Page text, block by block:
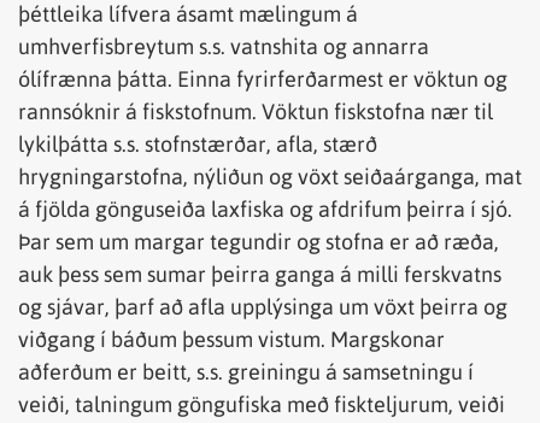
þéttleika lífvera ásamt mælingum á
umhverfisbreytum s.s. vatnshita og annarra
ólífrænna þátta. Einna fyrirferðarmest er vöktun og
rannsóknir á fiskstofnum. Vöktun fiskstofna nær til
lykilþátta s.s. stofnstærðar, afla, stærð
hrygningarstofna, nýliðun og vöxt seiðaárganga, mat
á fjölda gönguseiða laxfiska og afdrifum þeirra í sjó.
Þar sem um margar tegundir og stofna er að ræða,
auk þess sem sumar þeirra ganga á milli ferskvatns
og sjávar, þarf að afla upplýsinga um vöxt þeirra og
viðgang í báðum þessum vistum. Margskonar
aðferðum er beitt, s.s. greiningu á samsetningu í
veiði, talningum göngufiska með fiskteljurum, veiði